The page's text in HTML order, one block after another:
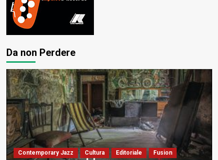
Da non Perdere
Contemporary Jazz Cultura Editoriale
Fusion